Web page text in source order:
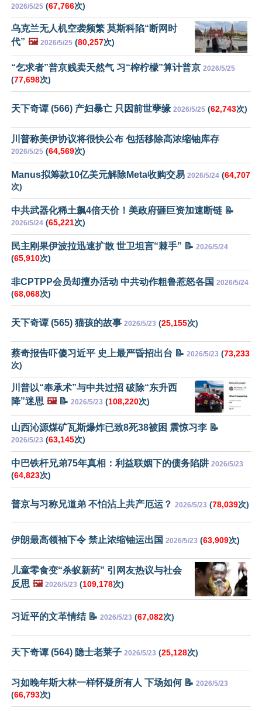
2026/5/25 (67,766次)
乌克兰无人机空袭频繁 莫斯科陷“断网时
代” 🖼️ 2026/5/25 (80,257次)
“乞求者”普京贱卖天然气 习“榨柠檬”算计普京 2026/5/25
(77,698次)
天下奇谭 (566) 产妇暴亡 只因前世孽缘 2026/5/25 (62,743次)
川普称美伊协议将很快公布 包括移除高浓缩铀库存
2026/5/25 (64,569次)
Manus拟筹款10亿美元解除Meta收购交易 2026/5/24 (64,707
次)
中共武器化稀土飙4倍天价！美政府砸巨资加速断链 📝
2026/5/24 (65,221次)
民主刚果伊波拉迅速扩散 世卫坦言“棘手” 📝 2026/5/24
(65,910次)
非CPTPP会员却擅办活动 中共动作粗鲁惹怒各国 2026/5/24
(68,068次)
天下奇谭 (565) 猫孩的故事 2026/5/23 (25,155次)
蔡奇报告吓傻习近平 史上最严昏招出台 📝 2026/5/23 (73,233
次)
川普以“奉承术”与中共过招 破除“东升西
降”迷思 🖼️📝 2026/5/23 (108,220次)
山西沁源煤矿瓦斯爆炸已致8死38被困 震惊习李 📝
2026/5/23 (63,145次)
中巴铁杆兄弟75年真相：利益联姻下的债务陷阱 2026/5/23
(64,823次)
普京与习称兄道弟 不怕沾上共产厄运？ 2026/5/23 (78,039次)
伊朗最高领袖下令 禁止浓缩铀运出国 2026/5/23 (63,909次)
儿童零食变“杀蚁新药” 引网友热议与社会
反思 🖼️ 2026/5/23 (109,178次)
习近平的文革情结 📝 2026/5/23 (67,082次)
天下奇谭 (564) 隐士老莱子 2026/5/23 (25,128次)
习如晚年斯大林一样怀疑所有人 下场如何 📝 2026/5/23
(66,793次)